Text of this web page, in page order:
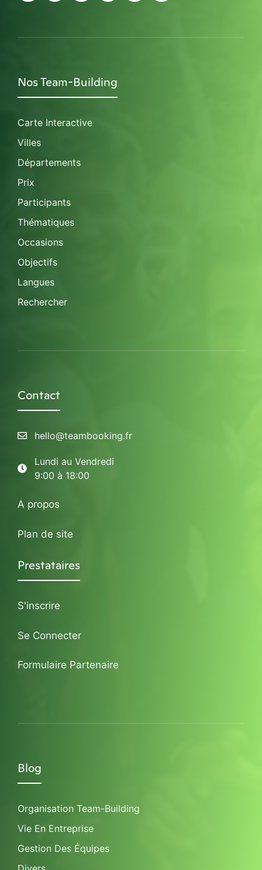
Nos Team-Building
Carte Interactive
Villes
Départements
Prix
Participants
Thématiques
Occasions
Objectifs
Langues
Rechercher
Contact
hello@teambooking.fr
Lundi au Vendredi
9:00 à 18:00
A propos
Plan de site
Prestataires
S'inscrire
Se Connecter
Formulaire Partenaire
Blog
Organisation Team-Building
Vie En Entreprise
Gestion Des Équipes